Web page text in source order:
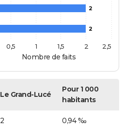
Nombre de faits
2
2
0,5 1 1,5 2 2,5
Le Grand-Lucé
Pour 1 000
habitants
2 0,94 ‰